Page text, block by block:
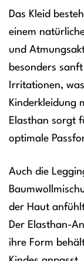
Das Kleid
einem
und
besonders
Irritationen,
Kinderkleidung
Elasthan sorgt
optimale
Auch die
der Haut
Der Elasthan-
ihre Form